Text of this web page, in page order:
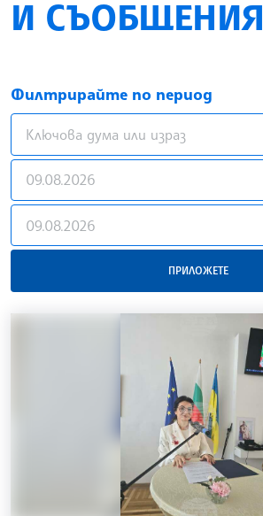
И СЪОБЩЕНИЯ
Филтрирайте по период
news.filter.from
news.filter.to
ПРИЛОЖЕТЕ